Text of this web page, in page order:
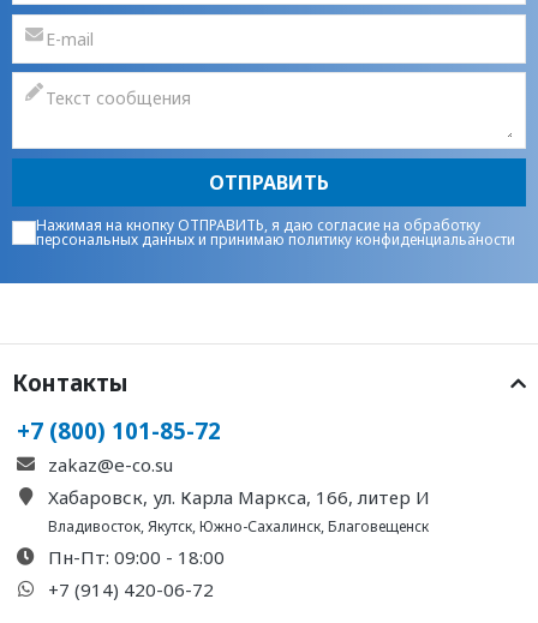
ОТПРАВИТЬ
Нажимая на кнопку ОТПРАВИТЬ, я даю согласие на обработку
персональных данныхи принимаюполитику конфиденциальаности
Контакты
+7 (800) 101-85-72
zakaz@e-co.su
Хабаровск, ул. Карла Маркса, 166, литер И
Владивосток,Якутск,Южно-Сахалинск,Благовещенск
Пн-Пт: 09:00 - 18:00
+7 (914) 420-06-72